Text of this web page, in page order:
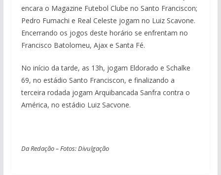
encara o Magazine Futebol Clube no Santo Franciscon;
Pedro Fumachi e Real Celeste jogam no Luiz Scavone.
Encerrando os jogos deste horário se enfrentam no
Francisco Batolomeu, Ajax e Santa Fé.
No início da tarde, as 13h, jogam Eldorado e Schalke
69, no estádio Santo Franciscon, e finalizando a
terceira rodada jogam Arquibancada Sanfra contra o
América, no estádio Luiz Sacvone.
Da Redação – Fotos: Divulgação